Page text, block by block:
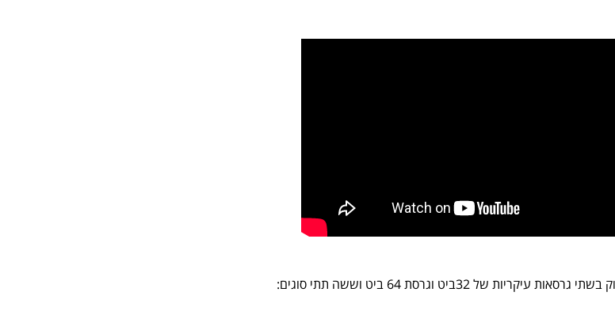
של 32ביט וגרסת 64 ביט וששה תתי סוגים: